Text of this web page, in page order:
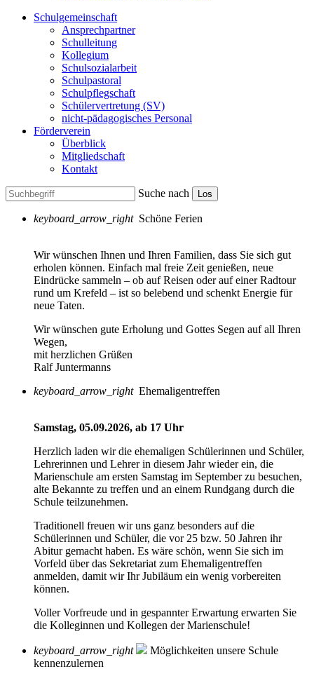
Schulgemeinschaft
Ansprechpartner
Schulleitung
Kollegium
Schulsozialarbeit
Schulpastoral
Schulpflegschaft
Schülervertretung (SV)
nicht-pädagogisches Personal
Förderverein
Überblick
Mitgliedschaft
Kontakt
Suche nach Los
keyboard_arrow_right Schöne Ferien
Wir wünschen Ihnen und Ihren Familien, dass Sie sich gut
erholen können. Einfach mal freie Zeit genießen, neue
Eindrücke sammeln – ob auf Reisen oder auf einer Radtour
rund um Krefeld – ist so belebend und schenkt Energie für
neue Taten.
Wir wünschen gute Erholung und Gottes Segen auf all Ihren
Wegen,
mit herzlichen Grüßen
Ralf Juntermanns
keyboard_arrow_right Ehemaligentreffen
Samstag, 05.09.2026, ab 17 Uhr
Herzlich laden wir die ehemaligen Schülerinnen und Schüler,
Lehrerinnen und Lehrer in diesem Jahr wieder ein, die
Marienschule am ersten Samstag im September zu besuchen,
alte Bekannte zu treffen und an einem Rundgang durch die
Schule teilzunehmen.
Traditionell freuen wir uns ganz besonders auf die
Schülerinnen und Schüler, die vor 25 bzw. 50 Jahren ihr
Abitur gemacht haben. Es wäre schön, wenn Sie sich im
Vorfeld über das Sekretariat zum Ehemaligentreffen
anmelden, damit wir Ihr Jubiläum ein wenig vorbereiten
können.
Voller Vorfreude und in gespannter Erwartung erwarten Sie
die Kolleginnen und Kollegen der Marienschule!
keyboard_arrow_right
Möglichkeiten unsere Schule
kennenzulernen